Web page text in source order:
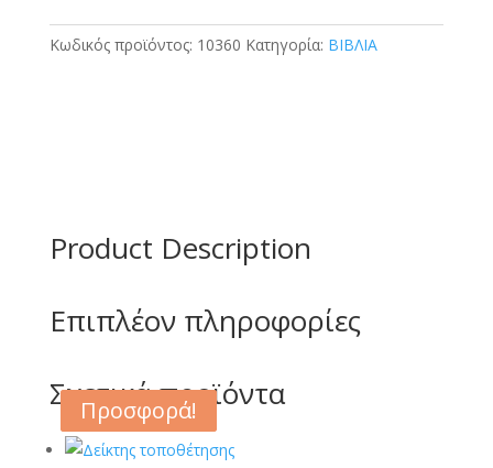
Κωδικός προϊόντος: 10360 Κατηγορία: ΒΙΒΛΙΑ
Product Description
Επιπλέον πληροφορίες
Σχετικά προϊόντα
Προσφορά!
Προσφορά!